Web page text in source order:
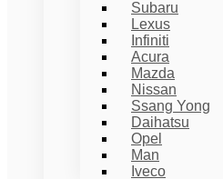
Subaru
Lexus
Infiniti
Acura
Mazda
Nissan
Ssang Yong
Daihatsu
Opel
Man
Iveco